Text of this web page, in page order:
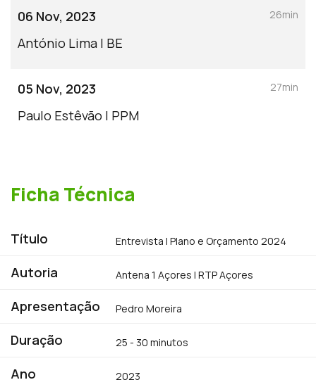
06 Nov, 2023
António Lima | BE
26min
05 Nov, 2023
Paulo Estêvão | PPM
27min
Ficha Técnica
Título Entrevista | Plano e Orçamento 2024
Autoria Antena 1 Açores | RTP Açores
Apresentação Pedro Moreira
Duração 25 - 30 minutos
Ano 2023